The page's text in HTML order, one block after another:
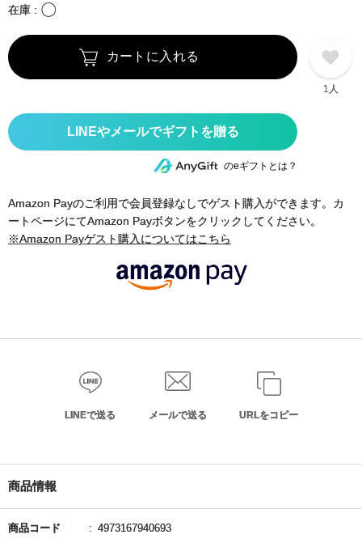
在庫 〇
カートに入れる
1人
のeギフトとは？
Amazon Payのご利用で会員登録なしでゲスト購入ができます。カ
ートページにてAmazon Payボタンをクリックしてください。
※Amazon Payゲスト購入についてはこちら
LINEで送る メールで送る URLをコピー
商品情報
商品コード
4973167940693